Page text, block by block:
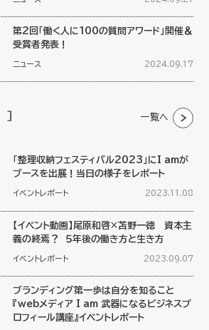
第2回「働く人に100の質問アワード」開催＆
受賞者発表！
ニュース 2024.09.17
一覧へ
「整理収納フェスティバル2023」にI amが
ブースを出展！当日の様子をレポート
イベントレポート 2023.11.08
【イベント動画】尾原和啓×苫野一徳 資本主
義の終焉？ ５年後の働き方と生き方
イベントレポート 2023.09.07
ブランディング第一歩は自分を知ること
『webメディア I am 武器になるビジネスプ
ロフィール講座』イベントレポート